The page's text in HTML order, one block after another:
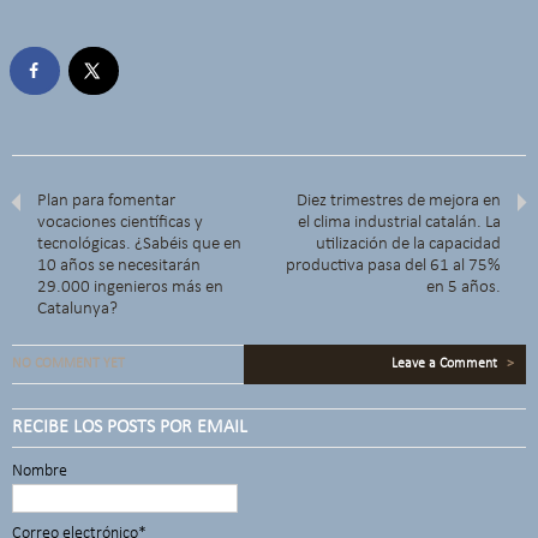
Plan para fomentar
vocaciones científicas y
tecnológicas. ¿Sabéis que en
10 años se necesitarán
29.000 ingenieros más en
Catalunya?
Diez trimestres de mejora en
el clima industrial catalán. La
utilización de la capacidad
productiva pasa del 61 al 75%
en 5 años.
NO COMMENT YET Leave a Comment >
RECIBE LOS POSTS POR EMAIL
Nombre
Correo electrónico*